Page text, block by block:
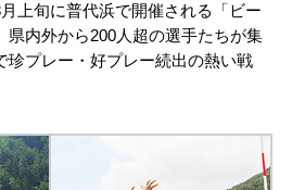
上旬に普代浜で開催される「ビー
県内外から200人超の選手たちが集
珍プレー・好プレー続出の熱い戦